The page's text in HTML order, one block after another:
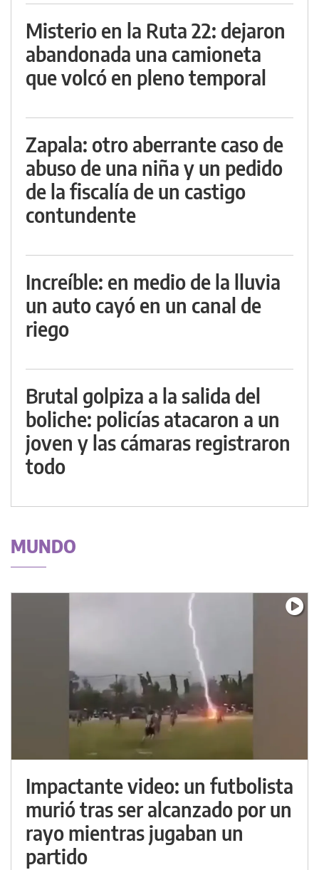
Misterio en la Ruta 22: dejaron
abandonada una camioneta
que volcó en pleno temporal
Zapala: otro aberrante caso de
abuso de una niña y un pedido
de la fiscalía de un castigo
contundente
Increíble: en medio de la lluvia
un auto cayó en un canal de
riego
Brutal golpiza a la salida del
boliche: policías atacaron a un
joven y las cámaras registraron
todo
MUNDO
Impactante video: un futbolista
murió tras ser alcanzado por un
rayo mientras jugaban un
partido